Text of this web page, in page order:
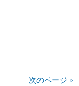
次のページ »